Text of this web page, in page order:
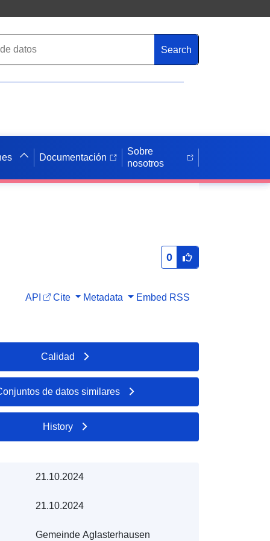
Search
Documentación
Sobre
nosotros
0
API Cite Metadata Embed RSS
Calidad
de datos similares
History
21.10.2024
21.10.2024
Gemeinde Aglasterhausen